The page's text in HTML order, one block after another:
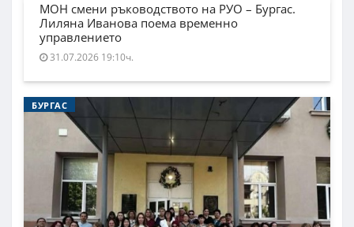
МОН смени ръководството на РУО – Бургас.
Лиляна Иванова поема временно
управлението
31.07.2026 19:10ч.
БУРГАС